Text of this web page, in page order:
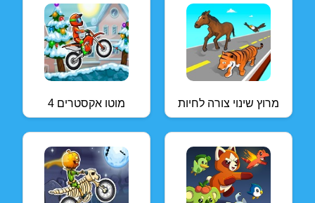
מוטו אקסטרים 4 מרוץ שינוי צורה לחיות